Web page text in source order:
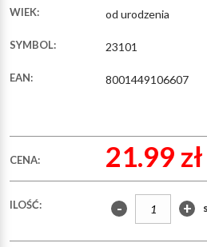
WIEK: od urodzenia
SYMBOL: 23101
EAN: 8001449106607
CENA: 21.99 zł
ILOŚĆ: - +